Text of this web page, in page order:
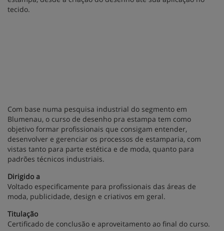
tecido.
Com base numa pesquisa industrial do segmento em
Blumenau, o curso de desenho pra estampa tem como
objetivo formar profissionais que consigam entender,
desenvolver e gerenciar os processos de estamparia, com
vistas tanto para parte estética e de moda, quanto para
padrões técnicos industriais.
Dirigido a
Voltado especificamente para profissionais das áreas de
moda, publicidade, design e criativos em geral.
Titulação
Certificado de conclusão e aproveitamento ao final do curso.